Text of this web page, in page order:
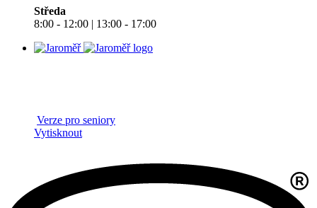
Středa
8:00 - 12:00 | 13:00 - 17:00
Verze pro seniory
Vytisknout